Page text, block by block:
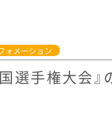
ォメーション
選手権大会』